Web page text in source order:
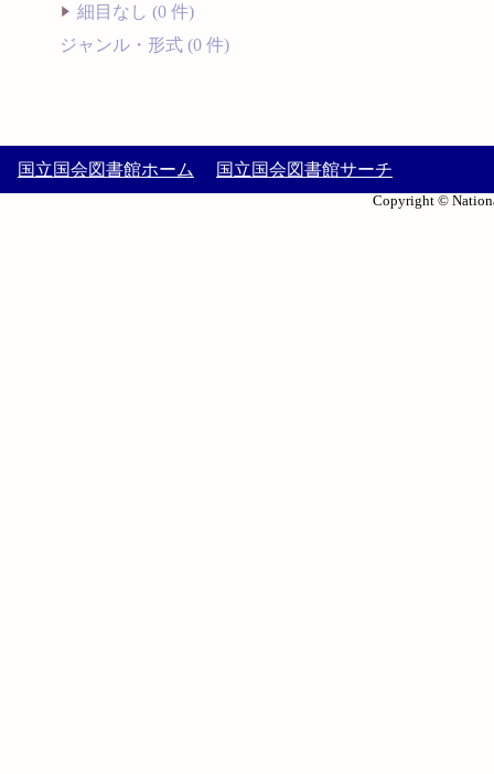
細目なし (0 件)
ジャンル・形式 (0 件)
国立国会図書館ホーム 国立国会図書館サーチ
Copyright ©